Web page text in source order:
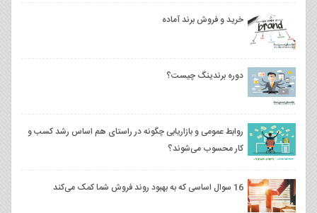
خرید و فروش برند آماده
دوره برندینگ چیست؟
روابط عمومی و بازاریابی چگونه در راستای هم اساس رشد کسب و
کار محسوب می‌شوند؟
16 سوال اساسی که به بهبود روند فروش شما کمک می‌کند